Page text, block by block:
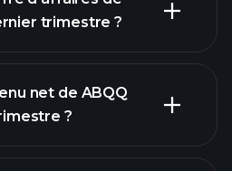
les bénéfices de
trimestre ?
net de ABQQ
?